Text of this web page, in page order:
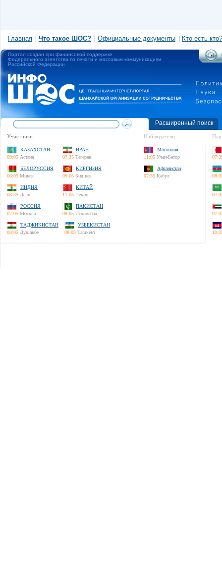
Главная Что такое ШОС? Официальные документы Кто есть кто?
Портал создан при финансовой поддержке
Федерального агентства по печати и массовым коммуникациям
Российской Федерации
Расширенный поиск
Участники:
КАЗАХСТАН
09:05 Астана
ИРАН
07:35 Тегеран
БЕЛОРУССИЯ
06:05 Минск
КИРГИЗИЯ
09:05 Бишкек
ИНДИЯ
08:35 Дели
КИТАЙ
11:05 Пекин
РОССИЯ
07:05 Москва
ПАКИСТАН
08:05 Исламабад
ТАДЖИКИСТАН
08:05 Душанбе
УЗБЕКИСТАН
08:05 Ташкент
Наблюдатели:
Монголия
11:05 Улан-Батор
Афганистан
07:35 Кабул